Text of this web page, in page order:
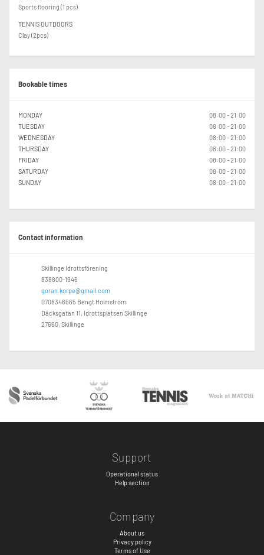
Sports flooring (1 pcs)
TENNIS OUTDOORS
Clay (2pcs)
Bookable times
MONDAY
08:00 - 21:00
TUESDAY
08:00 - 21:00
WEDNESDAY
08:00 - 21:00
THURSDAY
08:00 - 21:00
FRIDAY
08:00 - 21:00
SATURDAY
08:00 - 21:00
SUNDAY
08:00 - 21:00
Contact information
Skillinge Idrottsförening
838800-1946
goran.korpe@gmail.com
0708346565 Bengt Holmström
Däcksgatan 11, Idrottsplatsen Skillinge
27660, Skillinge
Support
Operational status
Help section
Company
About us
Privacy policy
Terms of Use